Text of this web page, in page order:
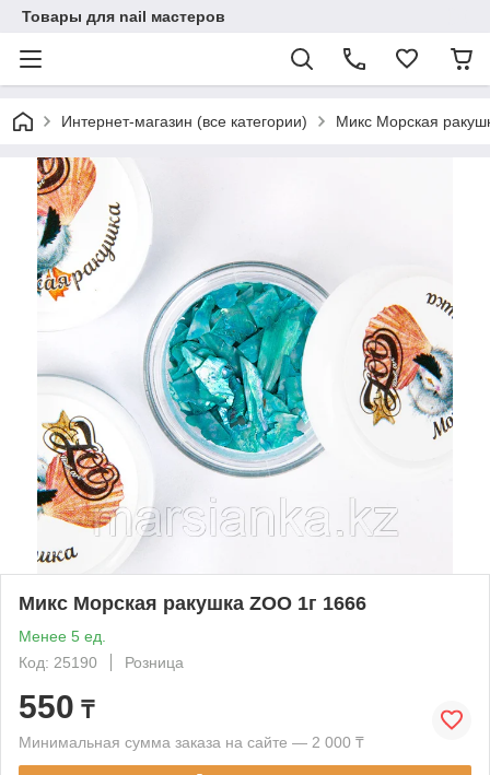
Товары для nail мастеров
Интернет-магазин (все категории) Микс Морская
Микс Морская ракушка ZOO 1г 1666
Менее 5 ед.
Код: 25190
Розница
550 ₸
Минимальная сумма заказа на сайте — 2 000 ₸